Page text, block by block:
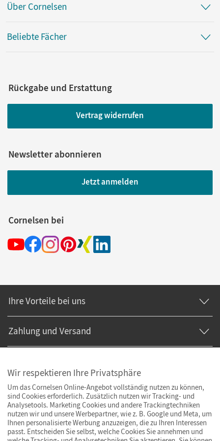
Über Cornelsen
Beliebte Fächer
Rückgabe und Erstattung
Vertrag widerrufen
Newsletter abonnieren
Jetzt anmelden
Cornelsen bei
Ihre Vorteile bei uns
Zahlung und Versand
Wir respektieren Ihre Privatsphäre
Um das Cornelsen Online-Angebot vollständig nutzen zu können,
sind Cookies erforderlich. Zusätzlich nutzen wir Tracking- und
Analysetools. Marketing Cookies und andere Trackingtechniken
nutzen wir und unsere Werbepartner, wie z. B. Google und Meta, um
Ihnen personalisierte Werbung anzuzeigen, die zu Ihren Interessen
passt. Entscheiden Sie selbst, welche Cookies Sie annehmen und